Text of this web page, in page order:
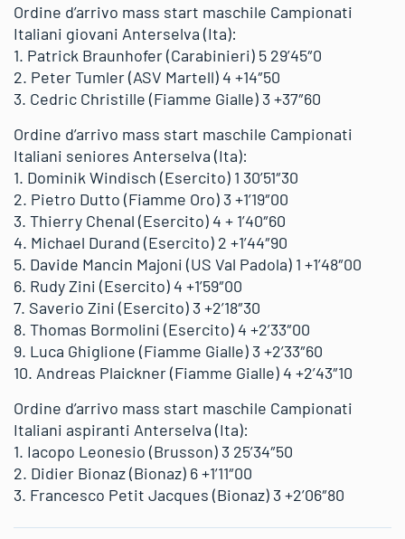
Ordine d’arrivo mass start maschile Campionati
Italiani giovani Anterselva (Ita):
1. Patrick Braunhofer (Carabinieri) 5 29’45″0
2. Peter Tumler (ASV Martell) 4 +14″50
3. Cedric Christille (Fiamme Gialle) 3 +37″60
Ordine d’arrivo mass start maschile Campionati
Italiani seniores Anterselva (Ita):
1. Dominik Windisch (Esercito) 1 30’51″30
2. Pietro Dutto (Fiamme Oro) 3 +1’19″00
3. Thierry Chenal (Esercito) 4 + 1’40″60
4. Michael Durand (Esercito) 2 +1’44″90
5. Davide Mancin Majoni (US Val Padola) 1 +1’48″00
6. Rudy Zini (Esercito) 4 +1’59″00
7. Saverio Zini (Esercito) 3 +2’18″30
8. Thomas Bormolini (Esercito) 4 +2’33″00
9. Luca Ghiglione (Fiamme Gialle) 3 +2’33″60
10. Andreas Plaickner (Fiamme Gialle) 4 +2’43″10
Ordine d’arrivo mass start maschile Campionati
Italiani aspiranti Anterselva (Ita):
1. Iacopo Leonesio (Brusson) 3 25’34″50
2. Didier Bionaz (Bionaz) 6 +1’11″00
3. Francesco Petit Jacques (Bionaz) 3 +2’06″80